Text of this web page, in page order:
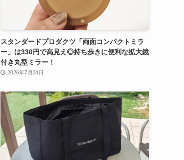
スタンダードプロダクツ「両面コンパクトミラ
ー」は330円で高見え◎持ち歩きに便利な拡大鏡
付き丸型ミラー！
2026年7月31日